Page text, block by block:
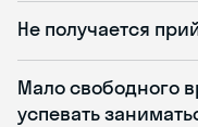
Не получается
Мало свободного
успевать